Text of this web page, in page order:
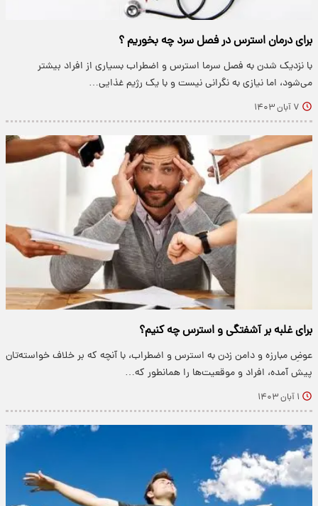
برای درمان استرس در فصل سرد چه بخوریم ؟
با نزدیک شدن به فصل سرما استرس و اضطراب بسیاری از افراد بیشتر
می‌شود، اما نیازی به نگرانی نیست و با یک رژیم غذایی…
۷ آبان ۱۴۰۳
برای غلبه بر آشفتگی و استرس چه کنیم؟
عوضِ مبارزه و دامن زدن به استرس و اضطراب، با آنچه که بر خلاف خواسته‌تان
پیش آمده، افراد و موقعیت‌ها را همانطور که…
۱ آبان ۱۴۰۳